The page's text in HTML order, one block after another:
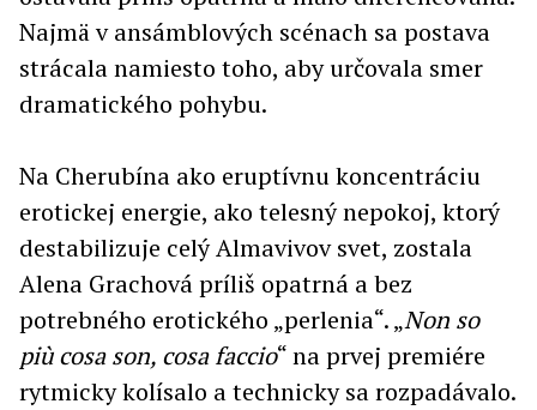
Najmä v ansámblových scénach sa postava
strácala namiesto toho, aby určovala smer
dramatického pohybu.
Na Cherubína ako eruptívnu koncentráciu
erotickej energie, ako telesný nepokoj, ktorý
destabilizuje celý Almavivov svet, zostala
Alena Grachová príliš opatrná a bez
potrebného erotického „perlenia“. „Non so
più cosa son, cosa faccio“ na prvej premiére
rytmicky kolísalo a technicky sa rozpadávalo.